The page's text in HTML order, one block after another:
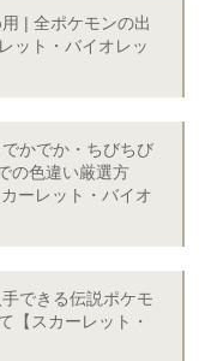
| 全ポケモンの出
ット・バイオレッ
かでか・ちびちび
の色違い厳選方
ーレット・バイオ
できる伝説ポケモ
【スカーレット・